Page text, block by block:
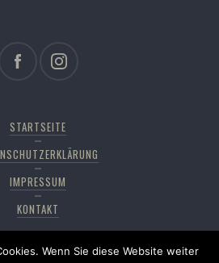
STARTSEITE
IMPRESSUM
KONTAKT
Wenn Sie diese Website weiter